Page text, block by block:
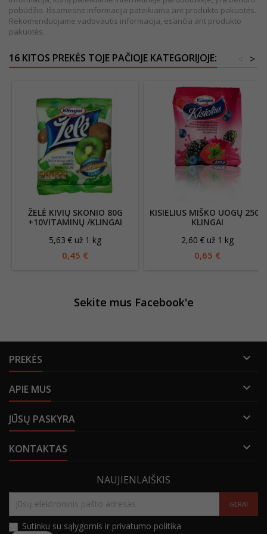
pobūdžio. Išsamesnė informacija pateikiama ant produkto pakuotės.
Rekomenduojame vadovautis informacija, esančia ant produkto
pakuotės.
16 KITOS PREKĖS TOJE PAČIOJE KATEGORIJOJE: >
ŽELĖ KIVIŲ SKONIO 80G
+10VITAMINŲ /KLINGAI
5,63 € už 1 kg
0,45 €
KISIELIUS MIŠKO UOGŲ 250G
KLINGAI
2,60 € už 1 kg
0,65 €
Sekite mus Facebook'e
PREKĖS 
APIE MUS 
JŪSŲ PASKYRA 
KONTAKTAS 
NAUJIENLAIŠKIS
Sutinku su sąlygomis ir privatumo politika